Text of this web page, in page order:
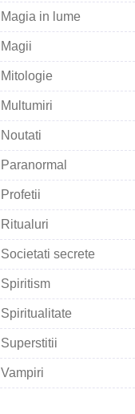
Magia in lume
Magii
Mitologie
Multumiri
Noutati
Paranormal
Profetii
Ritualuri
Societati secrete
Spiritism
Spiritualitate
Superstitii
Vampiri